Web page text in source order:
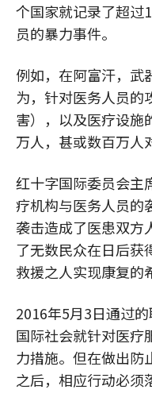
个国家就记录了超过
员的暴力事件。
例如，在阿富汗，武
为，针对医务人员的
害），以及医疗设施
万人，甚或数百万人
红十字国际委员会
疗机构与医务人员的
袭击造成了医患双方
了无数民众在日后获
救援之人实现康复的
2016年5月3日通过
国际社会就针对医疗
力措施。但在做出防
之后，相应行动必须